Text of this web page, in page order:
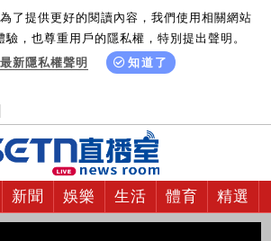
為了提供更好的閱讀內容，我們使用相關網站
，也尊重用戶的隱私權，特別提出聲明。
新隱私權聲明
知道了
新聞 娛樂 生活 體育 精選